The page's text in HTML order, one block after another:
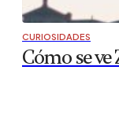
CURIOSIDADES
Cómo se